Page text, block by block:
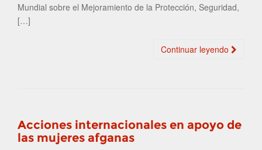
Mundial sobre el Mejoramiento de la Protección, Seguridad,
[…]
Continuar leyendo
Acciones internacionales en apoyo de
las mujeres afganas